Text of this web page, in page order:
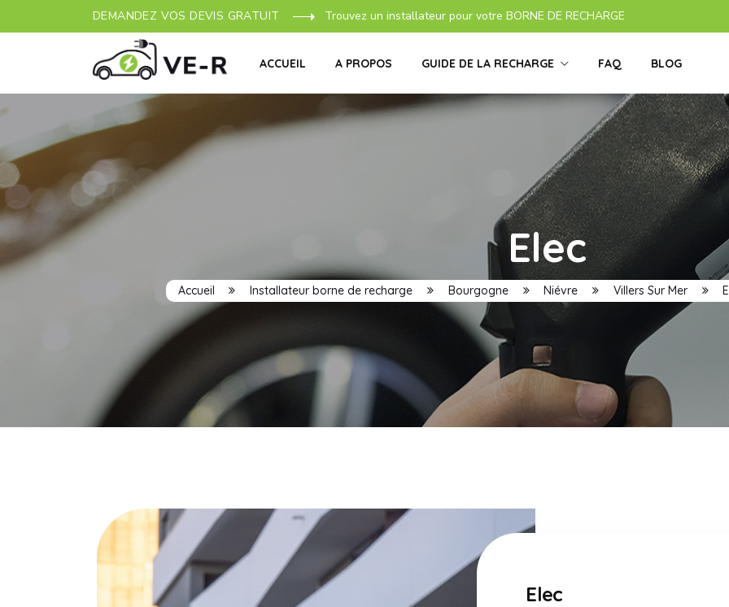
DEMANDEZ VOS DEVIS GRATUIT Trouvez un installateur pour votre BORNE DE RECHARGE
ACCUEIL A PROPOS GUIDE DE LA RECHARGE FAQ BLOG
Elec
Accueil Installateur borne de recharge Bourgogne Niévre Villers Sur Mer
Elec